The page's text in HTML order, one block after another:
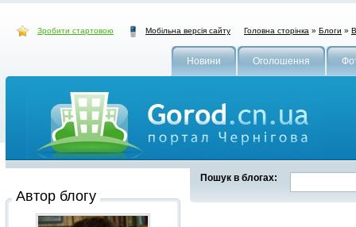
Зробити стартовою Мобільна версія сайту Головна сторінка » Блоги »
Новини Оголошення
Пошук в блогах:
Автор блогу